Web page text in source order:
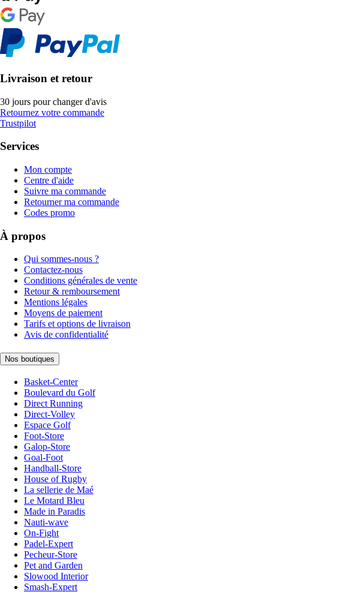
Livraison et retour
30 jours pour changer d'avis
Retournez votre commande
Trustpilot
Services
Mon compte
Centre d'aide
Suivre ma commande
Retourner ma commande
Codes promo
À propos
Qui sommes-nous ?
Contactez-nous
Conditions générales de vente
Retour & remboursement
Mentions légales
Moyens de paiement
Tarifs et options de livraison
Avis de confidentialité
Nos boutiques
Basket-Center
Boulevard du Golf
Direct Running
Direct-Volley
Espace Golf
Foot-Store
Galop-Store
Goal-Foot
Handball-Store
House of Rugby
La sellerie de Maé
Le Motard Bleu
Made in Paradis
Nauti-wave
On-Fight
Padel-Expert
Pecheur-Store
Pet and Garden
Slowood Interior
Smash-Expert